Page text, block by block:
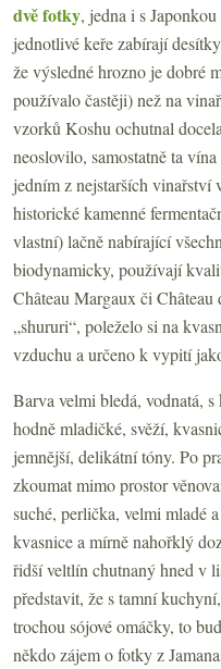
dvě fotky, jedna i s
jednotlivé keře zabírají
že výsledné hrozno je dobré
používalo častěji) než na
vzorků Koshu ochutnal
neoslovilo, samostatně ta
jedním z nejstarších
historické kamenné
vlastní) lačně nabírající
biodynamicky, používají
Château Margaux či
„shururi“, poleželo si na
vzduchu a určeno k vypití
Barva velmi bledá, vodnatá,
hodně mladičké, svěží,
jemnější, delikátní tóny. Po
zkoumat mimo prostor
suché, perlička, velmi mladé
kvasnice a mírně nahořklý
řidší veltlín chutnaný hned v
představit, že s tamní
trochou sójové omáčky, to
někdo zájem o fotky z